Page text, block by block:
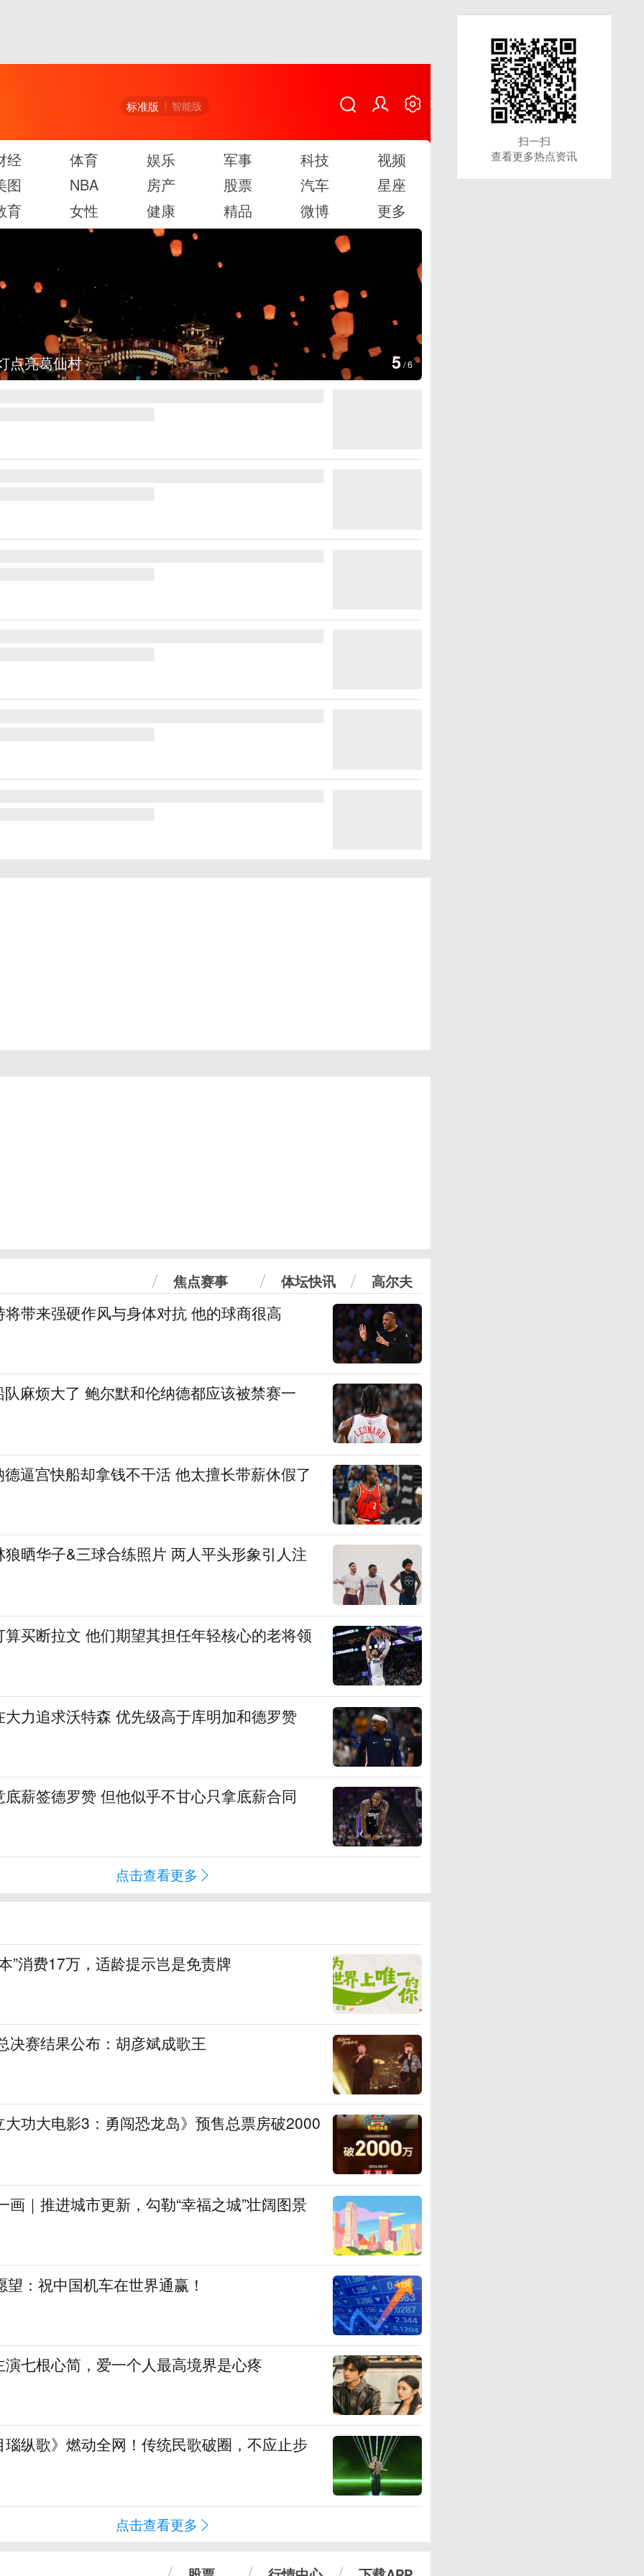
标准版 智能版
经 体育 娱乐 军事 科技
视频
图
NBA 房产 股票 汽车
星座
育
女性 健康 精品 微博 更多
点亮葛仙村 5/6
焦点赛事 体坛快讯 高尔夫
带来强硬作风与身体对抗 他的球商很高
队麻烦大了 鲍尔默和伦纳德都应该被禁赛一
德逼宫快船却拿钱不干活 他太擅长带薪休假了
晒华子&三球合练照片 两人平头形象引人注
买断拉文 他们期望其担任年轻核心的老将领
力追求沃特森 优先级高于库明加和德罗赞
薪签德罗赞 但他似乎不甘心只拿底薪合同
点击查看更多
”消费17万，适龄提示岂是免责牌
决赛结果公布：胡彦斌成歌王
功大电影3：勇闯恐龙岛》预售总票房破2000
画｜推进城市更新，勾勒“幸福之城”壮阔图景
：祝中国机车在世界通赢！
七根心简，爱一个人最高境界是心疼
纵歌》燃动全网！传统民歌破圈，不应止步
点击查看更多
扫一扫
查看更多热点资讯
扫一扫
查看更多热点资讯